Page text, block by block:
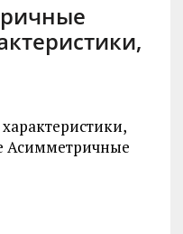
Асимметричные